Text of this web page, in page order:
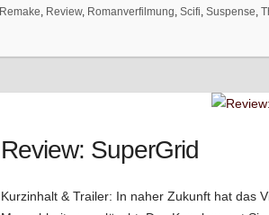
Remake, Review, Romanverfilmung, Scifi, Suspense,
Review: SuperGrid
Kurzinhalt & Trailer: In naher Zukunft hat das